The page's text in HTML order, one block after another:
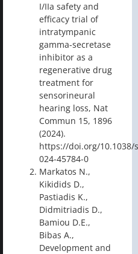
I/IIa safety and
efficacy trial of
intratympanic
gamma-secretase
inhibitor as a
regenerative drug
treatment for
sensorineural
hearing loss, Nat
Commun 15, 1896
(2024).
https://doi.org/10.1038/
024-45784-0
Markatos N.,
Kikidids D.,
Pastiadis K.,
Didmitriadis D.,
Bamiou D.E.,
Bibas A.,
Development and